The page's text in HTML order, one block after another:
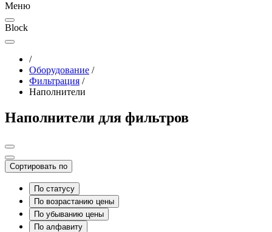
Меню
Block
/
Оборудование /
Фильтрация /
Наполнители
Наполнители для фильтров
Сортировать по
По статусу
По возрастанию цены
По убыванию цены
По алфавиту